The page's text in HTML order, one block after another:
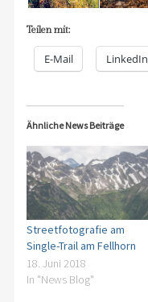
Teilen mit:
E-Mail LinkedIn
Ähnliche News Beiträge
Streetfotografie am
Single-Trail am Fellhorn
18. Juni 2018
In "News Blog"